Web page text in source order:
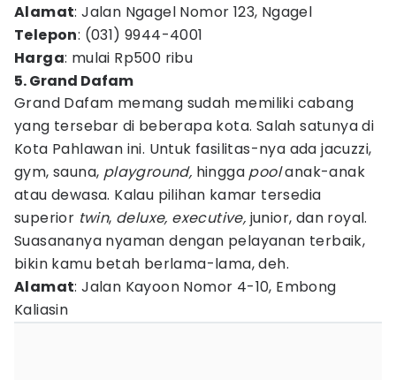
Alamat: Jalan Ngagel Nomor 123, Ngagel
Telepon: (031) 9944-4001
Harga: mulai Rp500 ribu
5. Grand Dafam
Grand Dafam memang sudah memiliki cabang
yang tersebar di beberapa kota. Salah satunya di
Kota Pahlawan ini. Untuk fasilitas-nya ada jacuzzi,
gym, sauna, playground, hingga poolanak-anak
atau dewasa. Kalau pilihan kamar tersedia
superior twin, deluxe, executive, junior, dan royal.
Suasananya nyaman dengan pelayanan terbaik,
bikin kamu betah berlama-lama, deh.
Alamat: Jalan Kayoon Nomor 4-10, Embong
Kaliasin